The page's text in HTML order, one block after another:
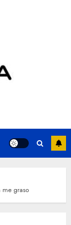
graso